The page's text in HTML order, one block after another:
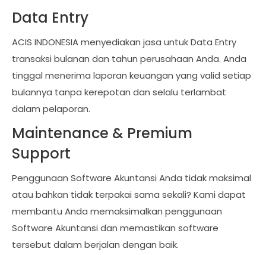
Data Entry
ACIS INDONESIA menyediakan jasa untuk Data Entry
transaksi bulanan dan tahun perusahaan Anda. Anda
tinggal menerima laporan keuangan yang valid setiap
bulannya tanpa kerepotan dan selalu terlambat
dalam pelaporan.
Maintenance & Premium
Support
Penggunaan Software Akuntansi Anda tidak maksimal
atau bahkan tidak terpakai sama sekali? Kami dapat
membantu Anda memaksimalkan penggunaan
Software Akuntansi dan memastikan software
tersebut dalam berjalan dengan baik.